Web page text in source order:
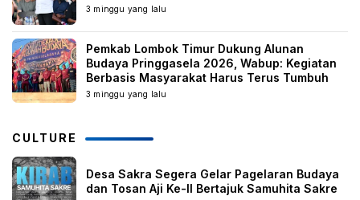
3 minggu yang lalu
Pemkab Lombok Timur Dukung Alunan
Budaya Pringgasela 2026, Wabup: Kegiatan
Berbasis Masyarakat Harus Terus Tumbuh
3 minggu yang lalu
CULTURE
Desa Sakra Segera Gelar Pagelaran Budaya
dan Tosan Aji Ke-II Bertajuk Samuhita Sakre